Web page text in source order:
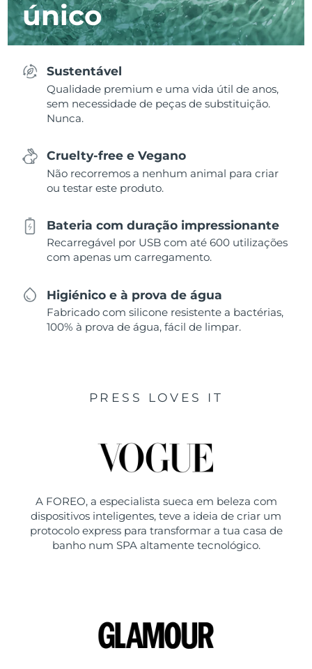
único
Sustentável
Qualidade premium e uma vida útil de anos,
sem necessidade de peças de substituição.
Nunca.
Cruelty-free e Vegano
Não recorremos a nenhum animal para criar
ou testar este produto.
Bateria com duração impressionante
Recarregável por USB com até 600 utilizações
com apenas um carregamento.
Higiénico e à prova de água
Fabricado com silicone resistente a bactérias,
100% à prova de água, fácil de limpar.
PRESS LOVES IT
A FOREO, a especialista sueca em beleza com
dispositivos inteligentes, teve a ideia de criar um
protocolo express para transformar a tua casa de
banho num SPA altamente tecnológico.